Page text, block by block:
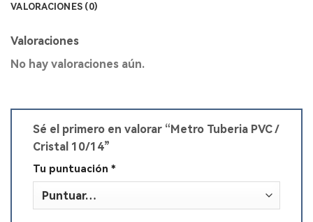
VALORACIONES (0)
Valoraciones
No hay valoraciones aún.
Sé el primero en valorar “Metro Tuberia PVC /
Cristal 10/14”
Tu puntuación *